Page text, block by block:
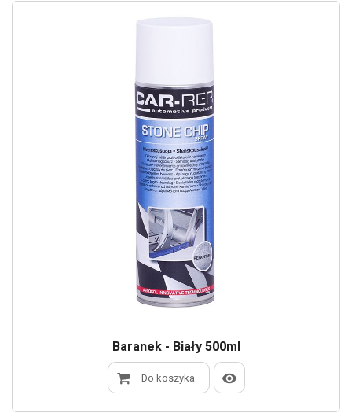
Baranek - Biały 500ml
Do koszyka